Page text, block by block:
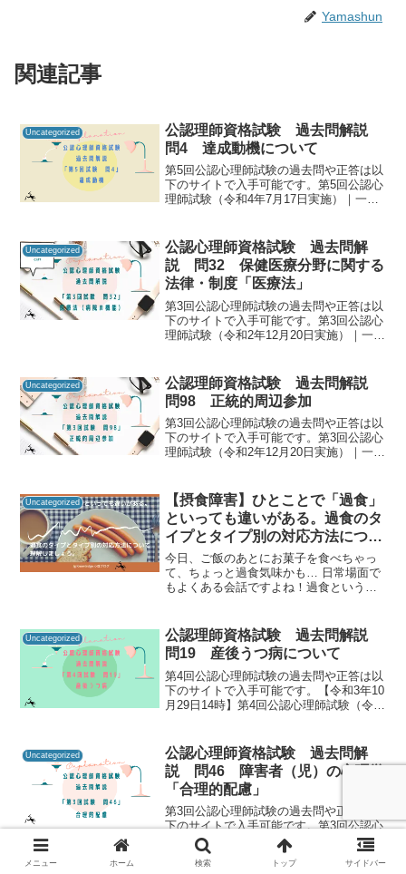
Yamashun
関連記事
Uncategorized
公認理師資格試験 過去問解説
問4 達成動機について
第5回公認心理師試験の過去問や正答は以
下のサイトで入手可能です。第5回公認心
理師試験（令和4年7月17日実施）｜一般
ることで「自分に必要な知識は何か」を
知るための手がか...
Uncategorized
公認心理師資格試験 過去問解
説 問32 保健医療分野に関する
法律・制度「医療法」
第3回公認心理師試験の過去問や正答は以
下のサイトで入手可能です。第3回公認心
理師試験（令和2年12月20日実施）｜一般
ることで「自分に必要な知識は何か」を
知るための手が...
Uncategorized
公認理師資格試験 過去問解説
問98 正統的周辺参加
第3回公認心理師試験の過去問や正答は以
下のサイトで入手可能です。第3回公認心
理師試験（令和2年12月20日実施）｜一般
ることで「自分に必要な知識は何か」を
知るための手が...
Uncategorized
【摂食障害】ひとことで「過食」
といっても違いがある。過食のタ
イプとタイプ別の対応方法につい
て理解しましょう。
今日、ご飯のあとにお菓子を食べちゃっ
て、ちょっと過食気味かも… 日常場面で
もよくある会話ですよね！過食という言
う。心理職として働いていると、この
「過食」という言葉を耳に...
Uncategorized
公認理師資格試験 過去問解説
問19 産後うつ病について
第4回公認心理師試験の過去問や正答は以
下のサイトで入手可能です。【令和3年10
月29日14時】第4回公認心理師試験（令和
ンター 公認心理試験公認心理師資格試験
の過去...
Uncategorized
公認心理師資格試験 過去問解
説 問46 障害者（児）の心理学
「合理的配慮」
第3回公認心理師試験の過去問や正答は以
下のサイトで入手可能です。第3回公認心
理師試験（令和2年12月20日実施）｜一般
社団法人日本心理研修センター公認心理
師資格試験の過去問をしっかりと振り返
メニュー ホーム 検索 トップ サイドバー